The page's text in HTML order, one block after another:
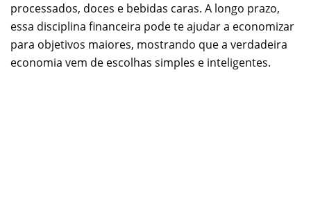
processados, doces e bebidas caras. A longo prazo,
essa disciplina financeira pode te ajudar a economizar
para objetivos maiores, mostrando que a verdadeira
economia vem de escolhas simples e inteligentes.